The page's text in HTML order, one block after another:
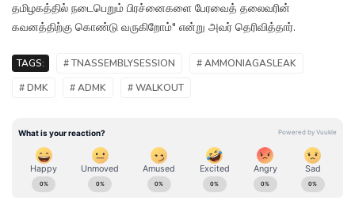
தமிழகத்தில் நடைபெறும் பிரச்னைகளை பேரவைத் தலைவரின்
கவனத்திற்கு கொண்டு வருகிறோம்" என்று அவர் தெரிவித்தார்.
TAGS: # TNASSEMBLYSESSION
# AMMONIAGASLEAK
# DMK
# ADMK # WALKOUT